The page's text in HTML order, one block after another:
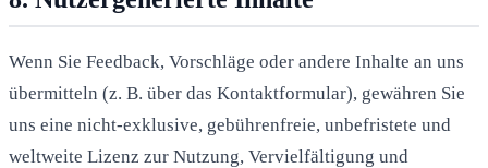
Wenn Sie Feedback, Vorschläge oder andere Inhalte an uns
übermitteln (z. B. über das Kontaktformular), gewähren Sie
uns eine nicht-exklusive, gebührenfreie, unbefristete und
weltweite Lizenz zur Nutzung, Vervielfältigung und